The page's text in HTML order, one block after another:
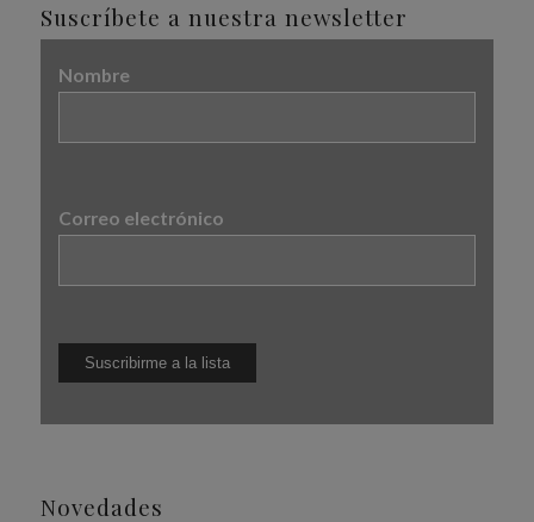
Suscríbete a nuestra newsletter
Nombre
Correo electrónico
Novedades